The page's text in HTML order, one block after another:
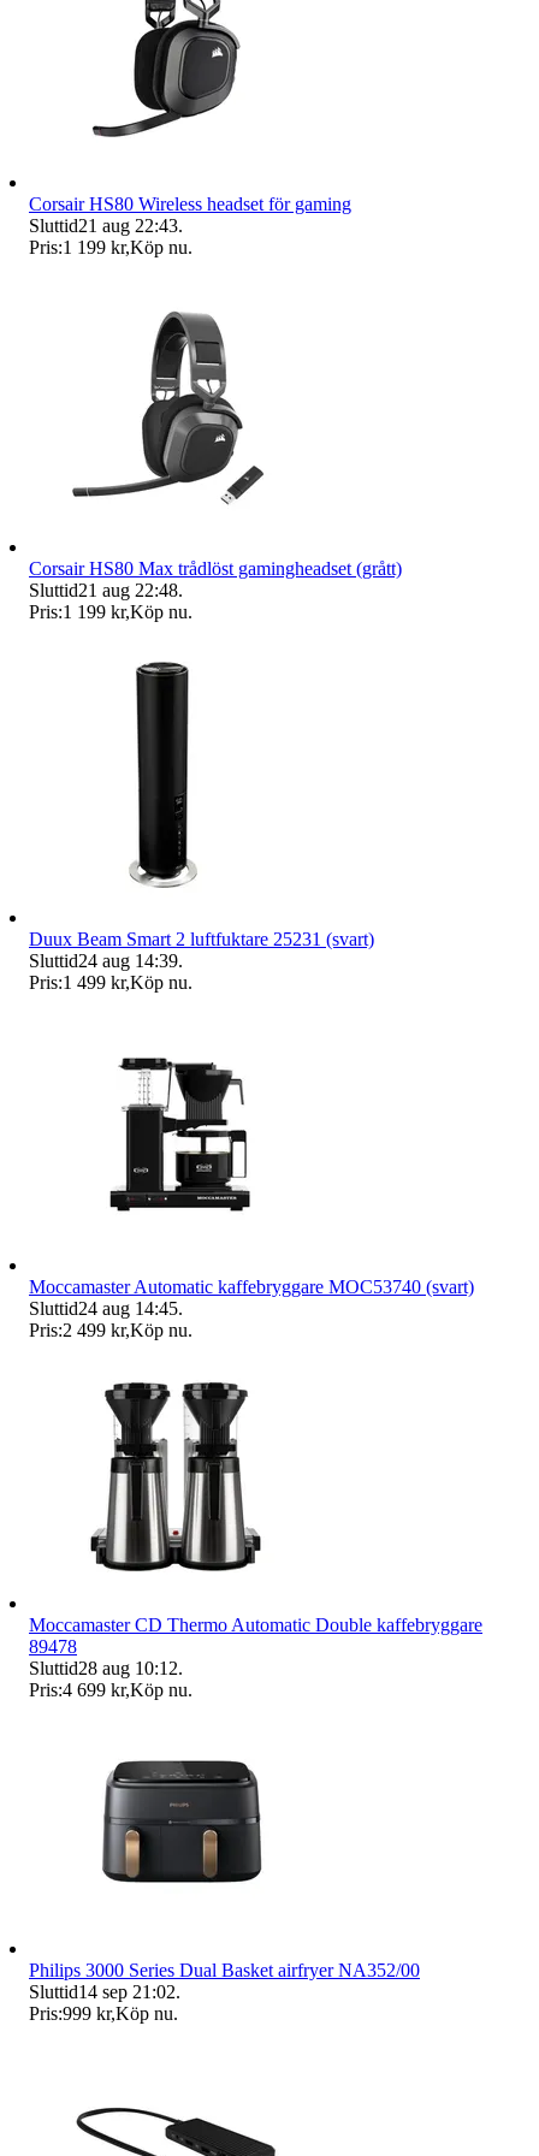
Corsair HS80 Wireless headset för gaming
Sluttid21 aug 22:43.
Pris:1 199 kr,Köp nu.
Corsair HS80 Max trådlöst gamingheadset (grått)
Sluttid21 aug 22:48.
Pris:1 199 kr,Köp nu.
Duux Beam Smart 2 luftfuktare 25231 (svart)
Sluttid24 aug 14:39.
Pris:1 499 kr,Köp nu.
Moccamaster Automatic kaffebryggare MOC53740 (svart)
Sluttid24 aug 14:45.
Pris:2 499 kr,Köp nu.
Moccamaster CD Thermo Automatic Double kaffebryggare
89478
Sluttid28 aug 10:12.
Pris:4 699 kr,Köp nu.
Philips 3000 Series Dual Basket airfryer NA352/00
Sluttid14 sep 21:02.
Pris:999 kr,Köp nu.